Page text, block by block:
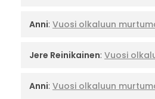
Anni: Vuosi olkaluun
Jere Reinikainen: Vuosi
Anni: Vuosi olkaluun